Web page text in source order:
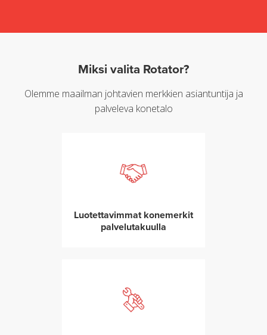
Miksi valita Rotator?
Olemme maailman johtavien merkkien asiantuntija ja
palveleva konetalo
Luotettavimmat konemerkit
palvelutakuulla